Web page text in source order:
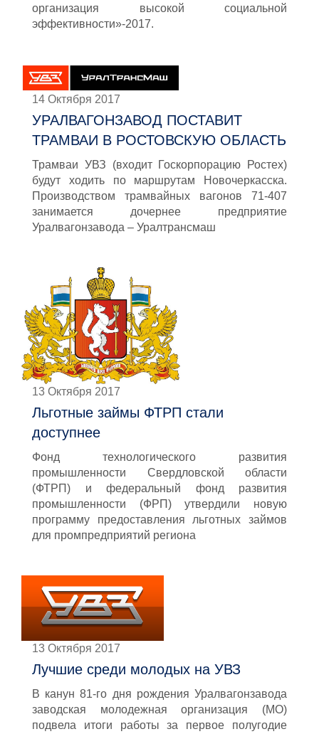
организация высокой социальной
эффективности»-2017.
14 Октября 2017
УРАЛВАГОНЗАВОД ПОСТАВИТ
ТРАМВАИ В РОСТОВСКУЮ ОБЛАСТЬ
Трамваи УВЗ (входит Госкорпорацию Ростех)
будут ходить по маршрутам Новочеркасска.
Производством трамвайных вагонов 71-407
занимается дочернее предприятие
Уралвагонзавода – Уралтрансмаш
13 Октября 2017
Льготные займы ФТРП стали
доступнее
Фонд технологического развития
промышленности Свердловской области
(ФТРП) и федеральный фонд развития
промышленности (ФРП) утвердили новую
программу предоставления льготных займов
для промпредприятий региона
13 Октября 2017
Лучшие среди молодых на УВЗ
В канун 81-го дня рождения Уралвагонзавода
заводская молодежная организация (МО)
подвела итоги работы за первое полугодие